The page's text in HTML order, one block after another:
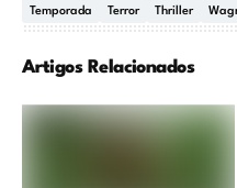
Temporada Terror Thriller
Artigos Relacionados